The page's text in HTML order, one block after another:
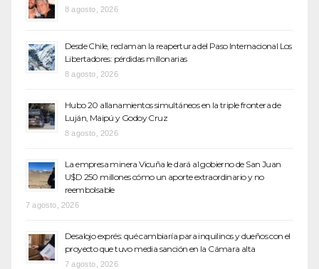
8 agosto, 2026
Desde Chile, reclaman la reapertura del Paso Internacional Los
Libertadores: pérdidas millonarias
8 agosto, 2026
Hubo 20 allanamientos simultáneos en la triple frontera de
Luján, Maipú y Godoy Cruz
8 agosto, 2026
La empresa minera Vicuña le dará al gobierno de San Juan
U$D 250 millones cómo un aporte extraordinario y no
reembolsable
7 agosto, 2026
Desalojo exprés: qué cambiaría para inquilinos y dueños con el
proyecto que tuvo media sanción en la Cámara alta
7 agosto, 2026